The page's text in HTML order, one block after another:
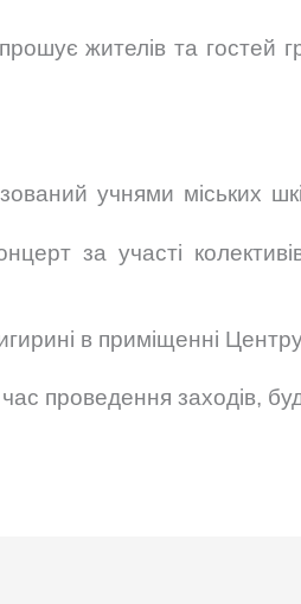
жителів та
учнями міських
за участі
в приміщенні
час проведення заходів,